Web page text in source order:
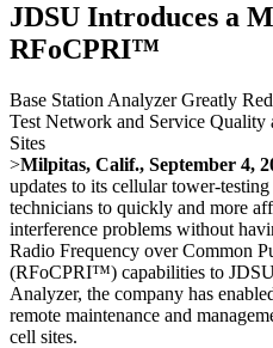
JDSU Introduces a
RFoCPRI™
Base Station Analyzer Greatly
Test Network and Service Quality
Sites
>Milpitas, Calif., September 4,
updates to its cellular tower-
technicians to quickly and more
interference problems without
Radio Frequency over Common
(RFoCPRI™) capabilities to
Analyzer, the company has
remote maintenance and
cell sites.